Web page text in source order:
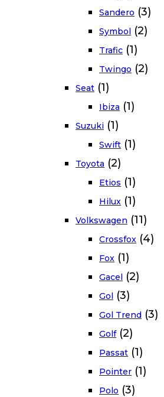
Sandero (3)
Symbol (2)
Trafic (1)
Twingo (2)
Seat (1)
Ibiza (1)
Suzuki (1)
Swift (1)
Toyota (2)
Etios (1)
Hilux (1)
Volkswagen (11)
Crossfox (4)
Fox (1)
Gacel (2)
Gol (3)
Gol Trend (3)
Golf (2)
Passat (1)
Pointer (1)
Polo (3)